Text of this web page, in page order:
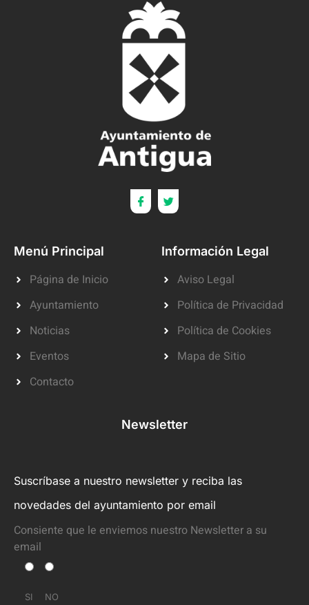
Menú Principal
Página de Inicio
Ayuntamiento
Noticias
Eventos
Contacto
Información Legal
Aviso Legal
Política de Privacidad
Política de Cookies
Mapa de Sitio
Newsletter
Suscríbase a nuestro newsletter y reciba las
novedades del ayuntamiento por email
Consiente que le enviemos nuestro Newsletter a su
email
SI NO